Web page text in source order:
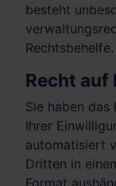
besteht
Rechtsbehelfe.
Recht auf
Sie haben
Ihrer
automatisiert
Dritten in